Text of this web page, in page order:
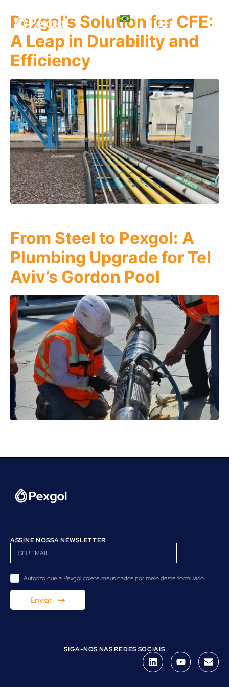
Pexgol’s Solution for CFE:
A Leap in Durability and
Efficiency
From Steel to Pexgol: A
Plumbing Upgrade for Tel
Aviv’s Gordon Pool
ASSINE NOSSA NEWSLETTER
Autorizo ​​que a Pexgol colete meus dados por meio deste formulário.
Enviar
SIGA-NOS NAS REDES SOCIAIS